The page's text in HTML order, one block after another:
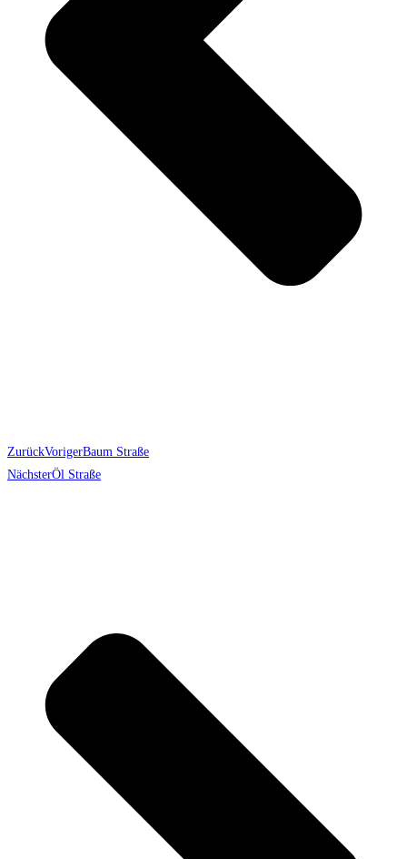
ZurückVorigerBaum Straße
NächsterÖl Straße